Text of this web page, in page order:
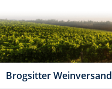
Brogsitter Weinversand